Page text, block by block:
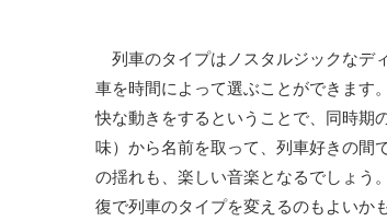
列車のタイプはノスタルジックなデ
車を時間によって選ぶことができます
快な動きをするということで、同時期
味）から名前を取って、列車好きの間
の揺れも、楽しい音楽となるでしょう
復で列車のタイプを変えるのもよいか